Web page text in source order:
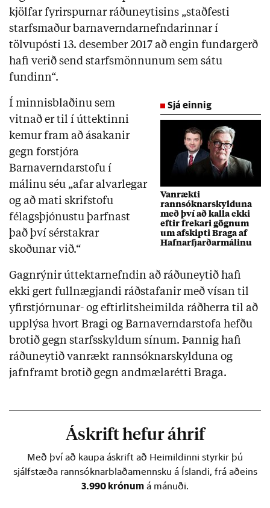
kjölfar fyrirspurnar ráðuneytisins „staðfesti
starfsmaður barnaverndarnefndarinnar í
tölvupósti 13. desember 2017 að engin fundargerð
hafi verið send starfsmönnunum sem sátu
fundinn“.
Sjá einnig
Vanrækti
rannsóknarskylduna
með því að kalla ekki
eftir frekari gögnum
um afskipti Braga af
Hafnarfjarðarmálinu
Í minnisblaðinu sem
vitnað er til í úttektinni
kemur fram að ásakanir
gegn forstjóra
Barnaverndarstofu í
málinu séu „afar alvarlegar
og að mati skrifstofu
félagsþjónustu þarfnast
það því sérstakrar
skoðunar við.“
Gagnrýnir úttektarnefndin að ráðuneytið hafi
ekki gert fullnægjandi ráðstafanir með vísan til
yfirstjórnunar- og eftirlitsheimilda ráðherra til að
upplýsa hvort Bragi og Barnaverndarstofa hefðu
brotið gegn starfsskyldum sínum. Þannig hafi
ráðuneytið vanrækt rannsóknarskylduna og
jafnframt brotið gegn andmælarétti Braga.
Áskrift hefur áhrif
Með því að kaupa áskrift að Heimildinni styrkir þú
sjálfstæða rannsóknarblaðamennsku á Íslandi, frá aðeins
3.990 krónum á mánuði.